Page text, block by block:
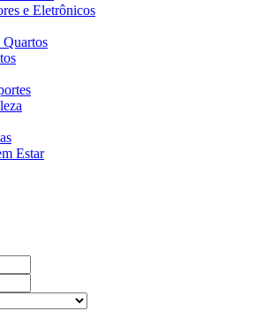
e Eletrônicos
Estar